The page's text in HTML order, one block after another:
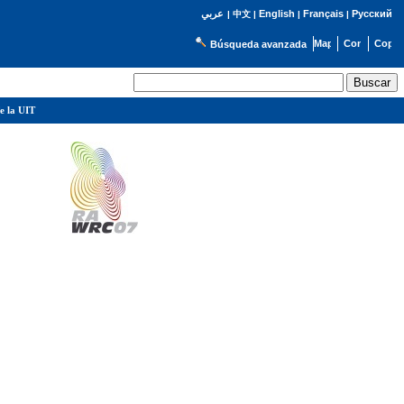
عربي | 中文| English | Français| Русский
Búsqueda avanzada
la UIT